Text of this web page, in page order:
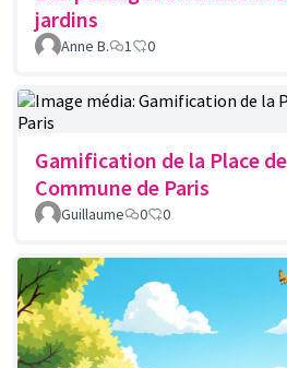
jardins
Anne B. 1 0
Gamification de la Place
Commune de Paris
Guillaume 0 0